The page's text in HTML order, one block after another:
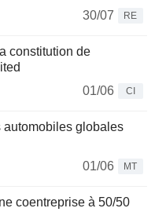
30/07
RE
constitution de
01/06
CI
automobiles globales
01/06
MT
coentreprise à 50/50